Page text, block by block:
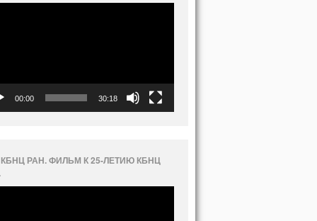
00:00 30:18
РАН. ФИЛЬМ К 25-ЛЕТИЮ КБНЦ